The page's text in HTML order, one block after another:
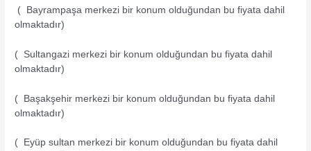
( Bayrampaşa merkezi bir konum olduğundan bu fiyata dahil
olmaktadır)
( Sultangazi merkezi bir konum olduğundan bu fiyata dahil
olmaktadır)
( Başakşehir merkezi bir konum olduğundan bu fiyata dahil
olmaktadır)
( Eyüp sultan merkezi bir konum olduğundan bu fiyata dahil